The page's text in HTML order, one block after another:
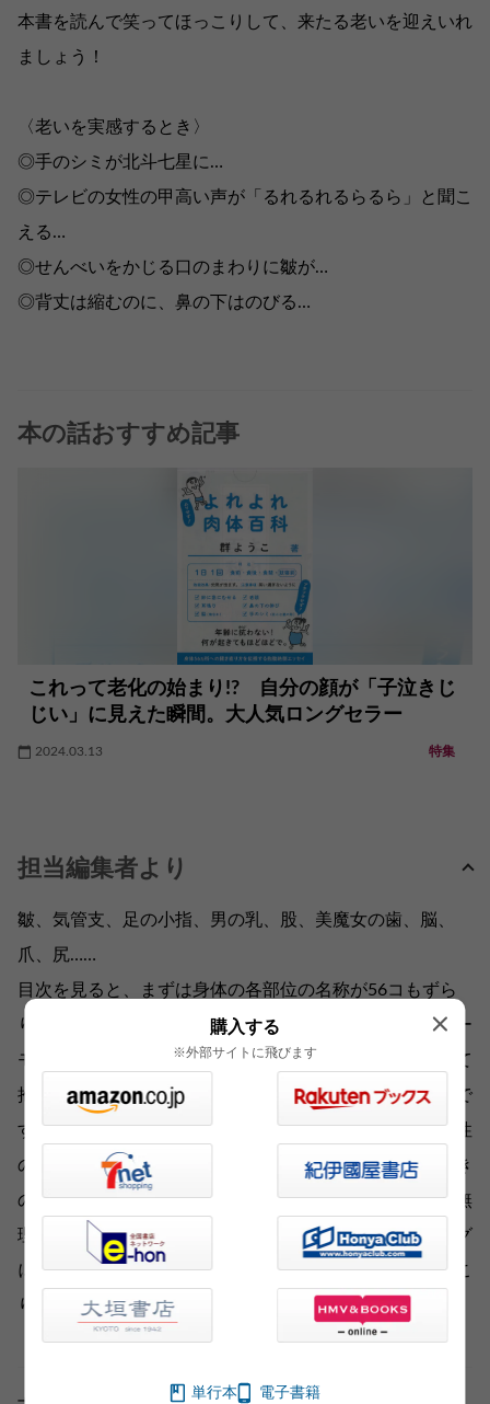
本書を読んで笑ってほっこりして、来たる老いを迎えいれ
ましょう！
〈老いを実感するとき〉
◎手のシミが北斗七星に…
◎テレビの女性の甲高い声が「るれるれるらるら」と聞こ
える…
◎せんべいをかじる口のまわりに皺が…
◎背丈は縮むのに、鼻の下はのびる…
本の話おすすめ記事
これって老化の始まり!? 自分の顔が「子泣きじ
じい」に見えた瞬間。大人気ロングセラー
2024.03.13 特集
担当編集者より
皺、気管支、足の小指、男の乳、股、美魔女の歯、脳、
爪、尻……
目次を見ると、まずは身体の各部位の名称が56コもずら
りと並んでいて壮観。取り上げる部位が群さんらしくユー
モアたっぷりで、読み始めると思わず吹き出して、やがて
抱腹絶倒となる文章の連続。老いは誰しもに訪れるもので
すが、手のシミが北斗七星の形になっても、テレビの女性
の甲高い声が「るれるれるらるら」と聞こえても、寝起き
の自分の顔が男か女か分からなくなっても、「とにかく無
理せず、あたふたしない！」。まさに、アンチエイジング
に対するアンチ★エッセイなのです。読んで笑ってほっこ
りして、来たる老いを迎え入れましょう!!
購入する
※外部サイトに飛びます
単行本 電子書籍